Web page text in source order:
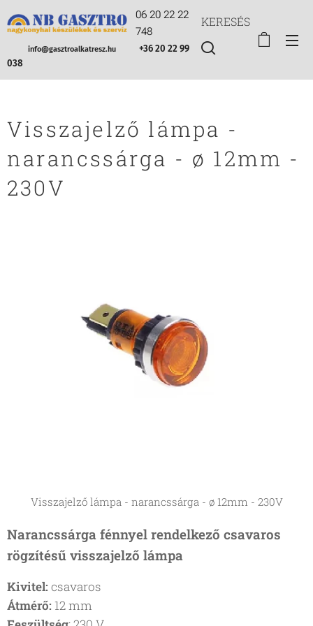
06 20 22 22
748
info@gasztroalkatresz.hu
+36 20 22 99
038
KERESÉS
Visszajelző lámpa -
narancssárga - ø 12mm -
230V
Visszajelző lámpa - narancssárga - ø 12mm - 230V
Narancssárga fénnyel rendelkező csavaros
rögzítésű visszajelző lámpa
Kivitel: csavaros
Átmérő: 12 mm